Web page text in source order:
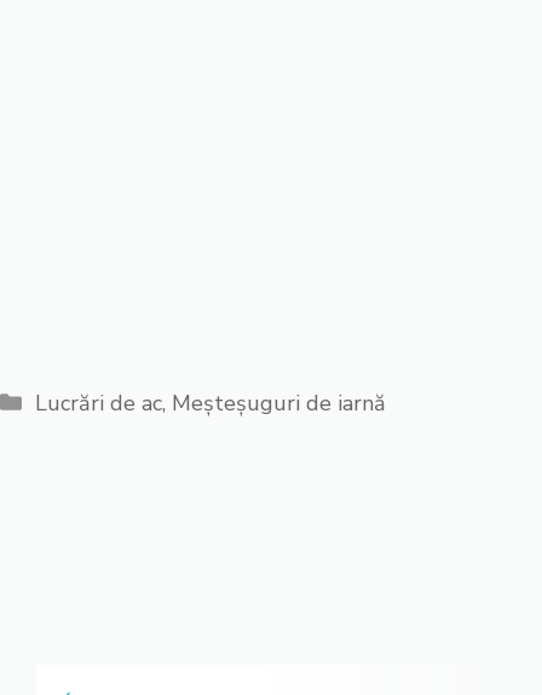
Categorii
Lucrări de ac, Meșteșuguri de iarnă